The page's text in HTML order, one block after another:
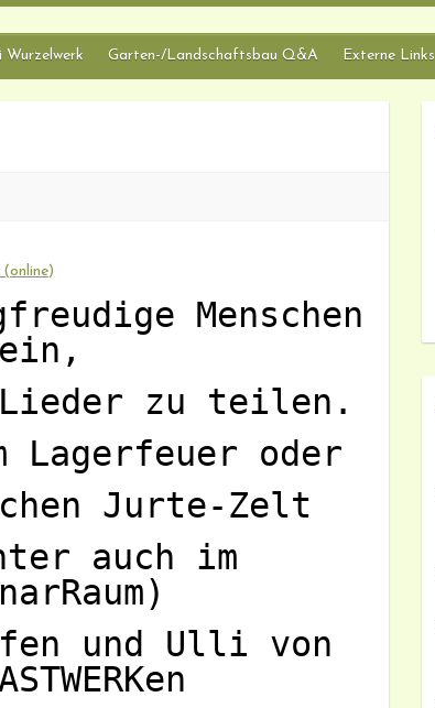
Wurzelwerk Garten-/Landschaftsbau Q&A Externe Links
Menschen
ein,
zu teilen.
Lagerfeuer oder
Jurte-Zelt
auch im
und Ulli von